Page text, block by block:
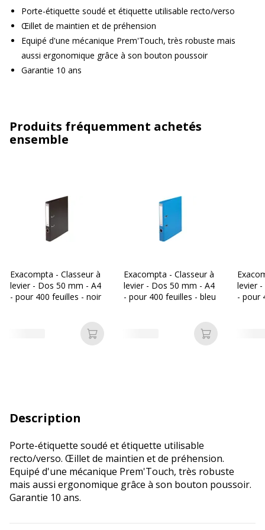
Porte-étiquette soudé et étiquette utilisable recto/verso
Œillet de maintien et de préhension
Equipé d'une mécanique Prem'Touch, très robuste mais
aussi ergonomique grâce à son bouton poussoir
Garantie 10 ans
Produits fréquemment achetés
ensemble
Exacompta - Classeur à
levier - Dos 50 mm - A4
- pour 400 feuilles - noir
Ajouter au panier
Exacompta - Classeur à
levier - Dos 50 mm - A4
- pour 400 feuilles - bleu
Ajouter au
levier
- pour
Description
Porte-étiquette soudé et étiquette utilisable
recto/verso. Œillet de maintien et de préhension.
Equipé d'une mécanique Prem'Touch, très robuste
mais aussi ergonomique grâce à son bouton poussoir.
Garantie 10 ans.